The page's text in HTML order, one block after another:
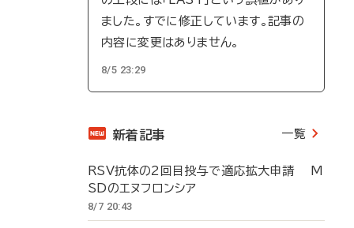
ました。すでに修正しています。記事の
内容に変更はありません。
8/5 23:29
新着記事 一覧
RSV抗体の2回目投与で適応拡大申請 M
SDのエヌフロンシア
8/7 20:43